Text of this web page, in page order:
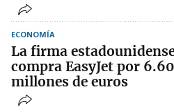
ECONOMÍA
La firma
compra EasyJet por
millones de euros